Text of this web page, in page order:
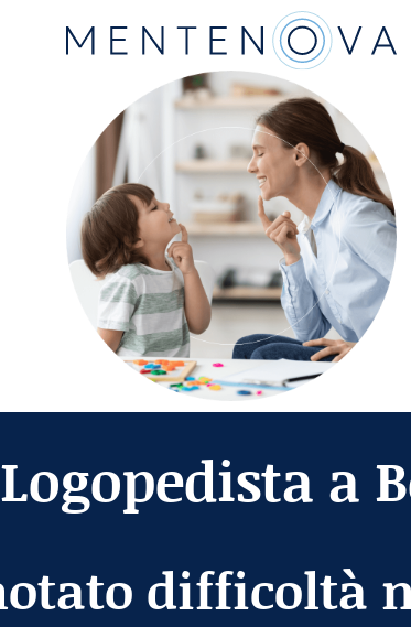
Logopedista a
difficoltà